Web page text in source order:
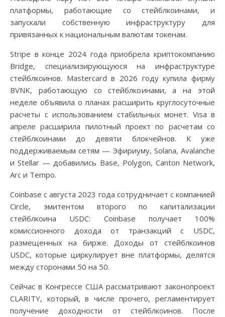
платформы, работающие со стейблкоинами, и
запускали собственную инфраструктуру для
привязанных к национальным валютам токенам.
Stripe в конце 2024 года приобрела криптокомпанию
Bridge, специализирующуюся на инфраструктуре
стейблкоинов. Mastercard в 2026 году купила фирму
BVNK, работающую со стейблкоинами, а на этой
неделе объявила о планах расширить круглосуточные
расчеты с использованием стабильных монет. Visa в
апреле расширила пилотный проект по расчетам со
стейблкоинами до девяти блокчейнов. К уже
поддерживаемым сетям — Эфириуму, Solana, Avalanche
и Stellar — добавились Base, Polygon, Canton Network,
Arc и Tempo.
Coinbase с августа 2023 года сотрудничает с компанией
Circle, эмитентом второго по капитализации
стейблкоина USDC: Coinbase получает 100%
комиссионного дохода от транзакций с USDC,
размещенных на бирже. Доходы от стейблкоинов
USDC, которые циркулирует вне платформы, делятся
между сторонами 50 на 50.
Сейчас в Конгрессе США рассматривают законопроект
CLARITY, который, в числе прочего, регламентирует
получение доходности от стейблкоинов. После